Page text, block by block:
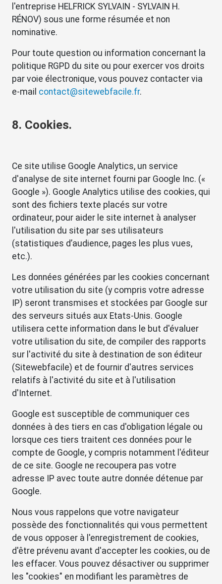
l'entreprise HELFRICK SYLVAIN - SYLVAIN H.
RÉNOV) sous une forme résumée et non
nominative.
Pour toute question ou information concernant la
politique RGPD du site ou pour exercer vos droits
par voie électronique, vous pouvez contacter via
e-mail contact@sitewebfacile.fr.
8. Cookies.
Ce site utilise Google Analytics, un service
d'analyse de site internet fourni par Google Inc. («
Google »). Google Analytics utilise des cookies, qui
sont des fichiers texte placés sur votre
ordinateur, pour aider le site internet à analyser
l'utilisation du site par ses utilisateurs
(statistiques d’audience, pages les plus vues,
etc.).
Les données générées par les cookies concernant
votre utilisation du site (y compris votre adresse
IP) seront transmises et stockées par Google sur
des serveurs situés aux Etats-Unis. Google
utilisera cette information dans le but d'évaluer
votre utilisation du site, de compiler des rapports
sur l'activité du site à destination de son éditeur
(Sitewebfacile) et de fournir d'autres services
relatifs à l'activité du site et à l'utilisation
d'Internet.
Google est susceptible de communiquer ces
données à des tiers en cas d'obligation légale ou
lorsque ces tiers traitent ces données pour le
compte de Google, y compris notamment l'éditeur
de ce site. Google ne recoupera pas votre
adresse IP avec toute autre donnée détenue par
Google.
Nous vous rappelons que votre navigateur
possède des fonctionnalités qui vous permettent
de vous opposer à l'enregistrement de cookies,
d'être prévenu avant d'accepter les cookies, ou de
les effacer. Vous pouvez désactiver ou supprimer
les "cookies" en modifiant les paramètres de